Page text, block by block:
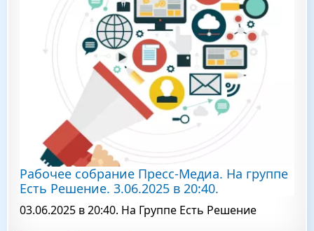
Рабочее собрание Пресс-Медиа. На группе
Есть Решение. 3.06.2025 в 20:40.
03.06.2025 в 20:40. На Группе Есть Решение